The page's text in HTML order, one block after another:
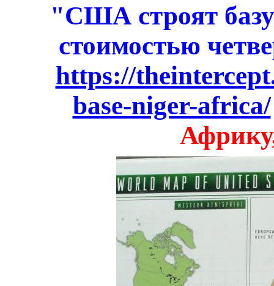
"США строят
стоимостью
https://
base-niger-africa/